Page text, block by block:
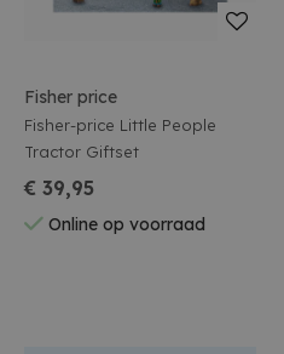
Fisher price
Fisher-price Little People
Tractor Giftset
€ 39,95
Online op voorraad